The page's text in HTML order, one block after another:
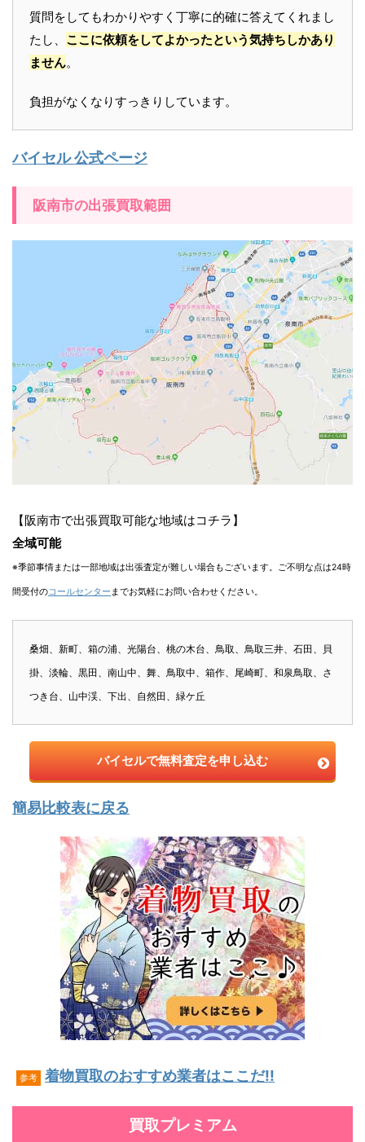
質問をしてもわかりやすく丁寧に的確に答えてくれまし
たし、 ここに依頼をしてよかったという気持ちしかあり
ません。
負担がなくなりすっきりしています。
バイセル 公式ページ
阪南市の出張買取範囲
【阪南市で出張買取可能な地域はコチラ】
全域可能
※季節事情または一部地域は出張査定が難しい場合もございます。ご不明な点は24時
間受付のコールセンター までお気軽にお問い合わせください。
桑畑、新町、箱の浦、光陽台、桃の木台、鳥取、鳥取三井、石田、貝
掛、淡輪、黒田、南山中、舞、鳥取中、箱作、尾崎町、和泉鳥取、さ
つき台、山中渓、下出、自然田、緑ケ丘
バイセルで無料査定を申し込む
簡易比較表に戻る
参考 着物買取のおすすめ業者はここだ!!
買取プレミアム